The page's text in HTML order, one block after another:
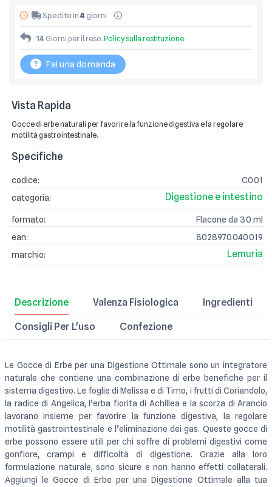
Spedito in4 giorni
14 Giorni per il reso.Policy sulla restituzione
Fai una domanda
Vista Rapida
Gocce di erbe naturali per favorire la funzione digestiva e la regolare
motilità gastrointestinale.
Specifiche
codice:
C001
categoria:
Digestione e intestino
formato:
Flacone da 30 ml
ean:
8028970040019
marchio:
Lemuria
Descrizione Valenza Fisiologica Ingredienti
Consigli Per L'uso Confezione
Le Gocce di Erbe per una Digestione Ottimale sono un integratore
naturale che contiene una combinazione di erbe benefiche per il
sistema digestivo. Le foglie di Melissa e di Timo, i frutti di Coriandolo,
la radice di Angelica, l’erba fiorita di Achillea e la scorza di Arancio
lavorano insieme per favorire la funzione digestiva, la regolare
motilità gastrointestinale e l’eliminazione dei gas. Queste gocce di
erbe possono essere utili per chi soffre di problemi digestivi come
gonfiore, crampi e difficoltà di digestione. Grazie alla loro
formulazione naturale, sono sicure e non hanno effetti collaterali.
Aggiungi le Gocce di Erbe per una Digestione Ottimale alla tua